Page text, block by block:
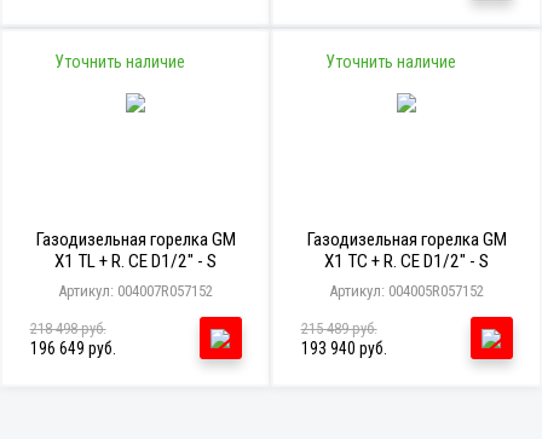
Уточнить наличие
Газодизельная горелка GM
X1 TL + R. CE D1/2" - S
Артикул: 004007R057152
218 498 руб.
196 649 руб.
Уточнить наличие
Газодизельная горелка GM
X1 TC + R. CE D1/2" - S
Артикул: 004005R057152
215 489 руб.
193 940 руб.